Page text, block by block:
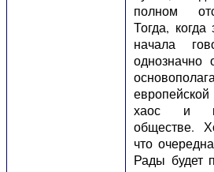
полном
Тогда, когда
начала
однозначно
хаос и
обществе.
что
Рады будет